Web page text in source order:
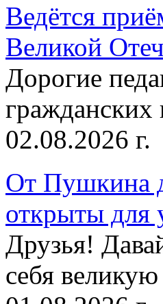
Ведётся
Великой
Дорогие
02.08.2026 г.
От Пушкина
открыты для
Друзья!
себя